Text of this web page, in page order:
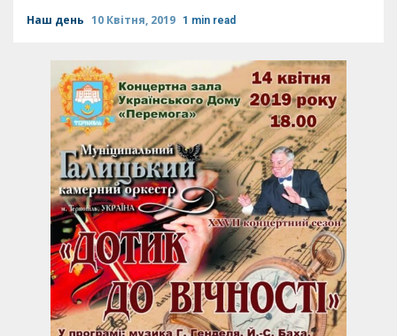
Наш день 10 Квітня, 2019 1 min read